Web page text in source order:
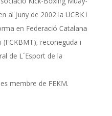
al Juny de 2002 la UCBK i
en Federació Catalana
reconeguda i
de L´Esport de la
membre de FEKM.